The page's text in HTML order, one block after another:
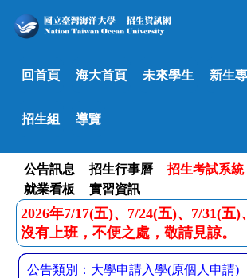
回首頁 海大首頁 未來學生 新生
招生組 導覽
公告訊息 招生行事曆 招生考試系統
就業看板
實習資訊
2026年7/17(五)、7/24(五)、7/31(五
沒有上班，不便之處，敬請見諒。
公告類別：大學申請入學(原個人申請)